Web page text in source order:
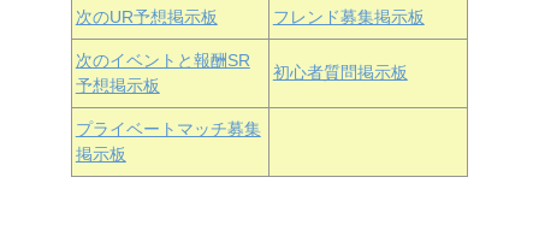
朝香果林 近江彼方 エマ・ヴェルデ
次のUR予想掲示板 フレンド募集掲示板
次のイベントと報酬SR
予想掲示板
初心者質問掲示板
プライベートマッチ募集
掲示板